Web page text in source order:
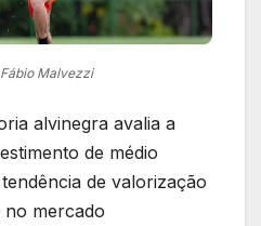
Malvezzi
alvinegra avalia a
de médio
de valorização
no mercado